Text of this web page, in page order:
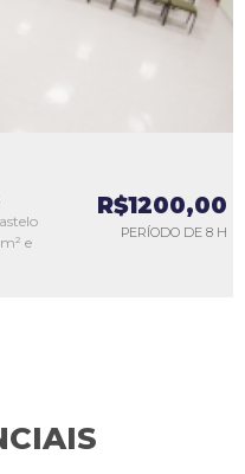
e
R$1200,00
PERÍODO DE 8 H